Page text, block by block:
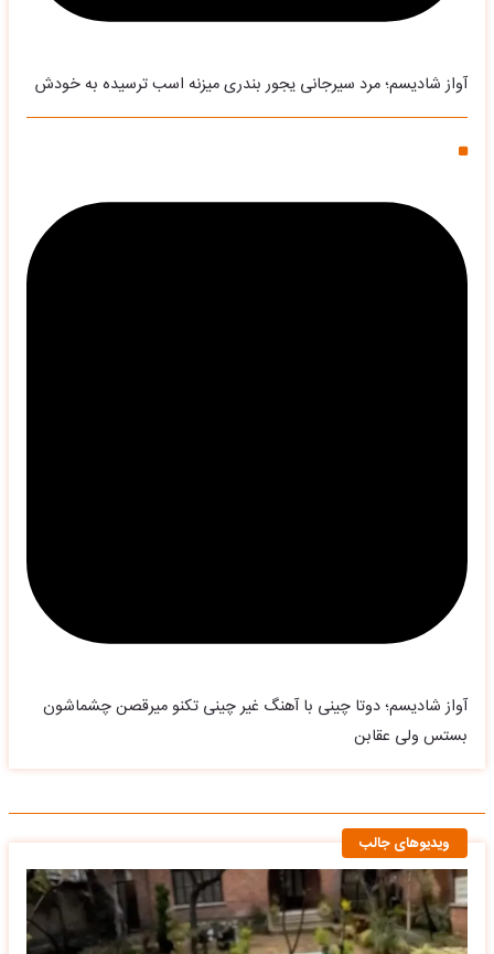
آواز شادیسم؛ مرد سیرجانی یجور بندری میزنه اسب ترسیده به خودش
آواز شادیسم؛ دوتا چینی با آهنگ غیر چینی تکنو میرقصن چشماشون
بستس ولی عقابن
ویدیوهای جالب